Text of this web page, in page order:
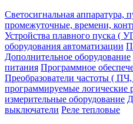
Светосигнальная аппаратура,
промежуточные, времени,
Устройства плавного пуска (
оборудования автоматизации
Дополнительное оборудование
питания Программное
Преобразователи частоты (
программируемые логические
измерительные оборудование
выключатели Реле тепловые